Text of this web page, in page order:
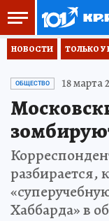
НОВОСТИ ТОЛЬКО У
ОБЩЕСТВО 18 марта
разбирается,
Хаббарда» в